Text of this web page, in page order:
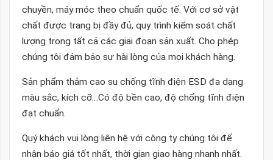
chuyền, máy móc theo chuẩn quốc tế. Với cơ sở vật
chất được trang bị đầy đủ, quy trình kiểm soát chất
lượng trong tất cả các giai đoạn sản xuất. Cho phép
chúng tôi đảm bảo sự hài lòng của mọi khách hàng.
Sản phẩm thảm cao su chống tĩnh điện ESD đa dạng
màu sắc, kích cỡ…Có độ bền cao, độ chống tĩnh điện
đạt chuẩn.
Quý khách vui lòng liên hệ với công ty chúng tôi để
nhận báo giá tốt nhất, thời gian giao hàng nhanh nhất.